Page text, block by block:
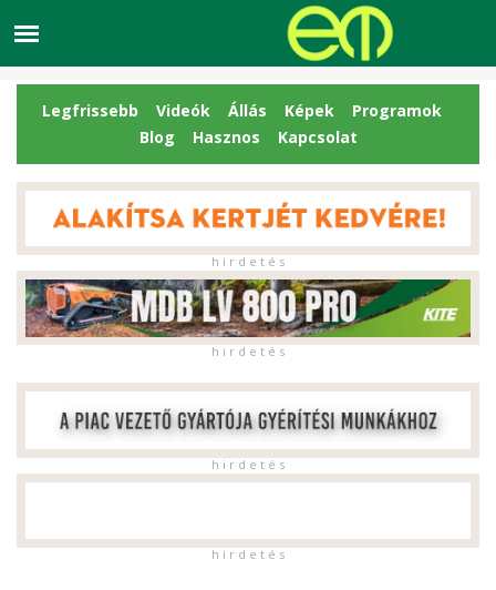
Legfrissebb Videók Állás Képek
Programok
Blog
Hasznos Kapcsolat
h i r d e t é s
h i r d e t é s
h i r d e t é s
h i r d e t é s